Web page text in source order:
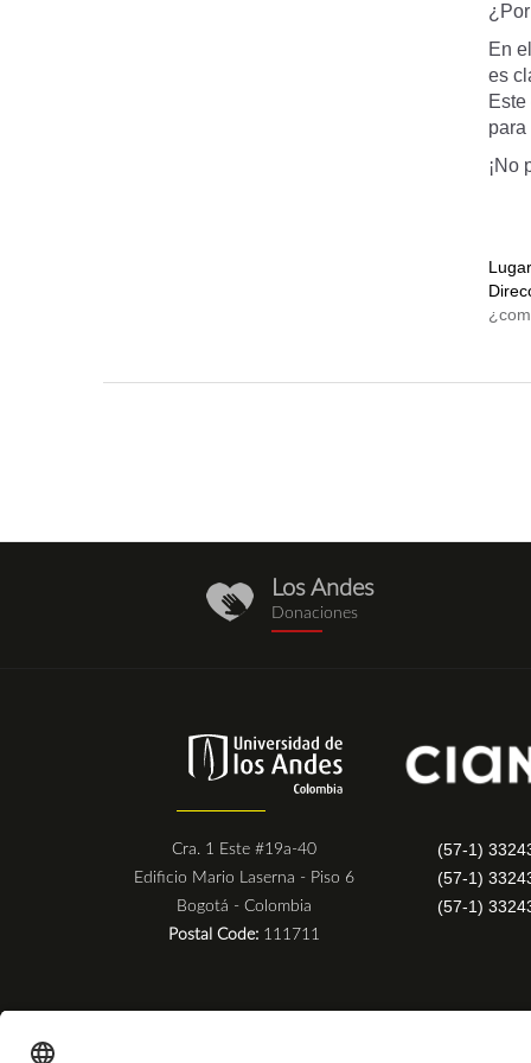
En
es
para
¡No
donaciones.png
Los Andes
Donaciones
Cra. 1 Este #19a-40
Edificio Mario Laserna - Piso 6
Bogotá - Colombia
Postal Code: 111711
(57-1)
(57-1)
(57-1)